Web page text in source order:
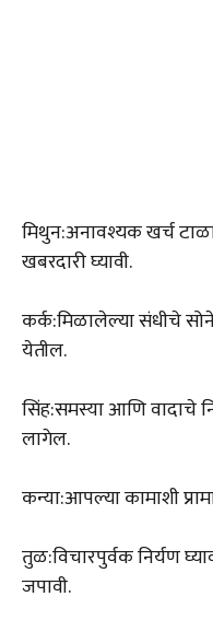
मिथुन:अनावश्यक खर्च
खबरदारी घ्यावी.
कर्क:मिळालेल्या संधीचे
येतील.
सिंह:समस्या आणि वादाचे
लागेल.
कन्या:आपल्या कामाशी
तुळ:विचारपुर्वक निर्यण
जपावी.